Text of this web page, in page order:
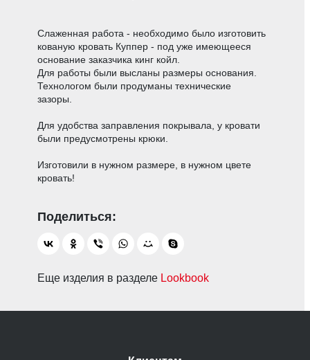
Слаженная работа - необходимо было изготовить
кованую кровать Куппер - под уже имеющееся
основание заказчика кинг койл.
Для работы были высланы размеры основания.
Технологом были продуманы технические
зазоры.
Для удобства заправления покрывала, у кровати
были предусмотрены крюки.
Изготовили в нужном размере, в нужном цвете
кровать!
Еще изделия в разделе Lookbook